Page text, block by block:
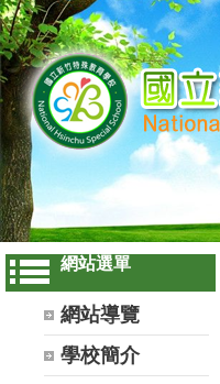
網站選單
網站導覽
學校簡介